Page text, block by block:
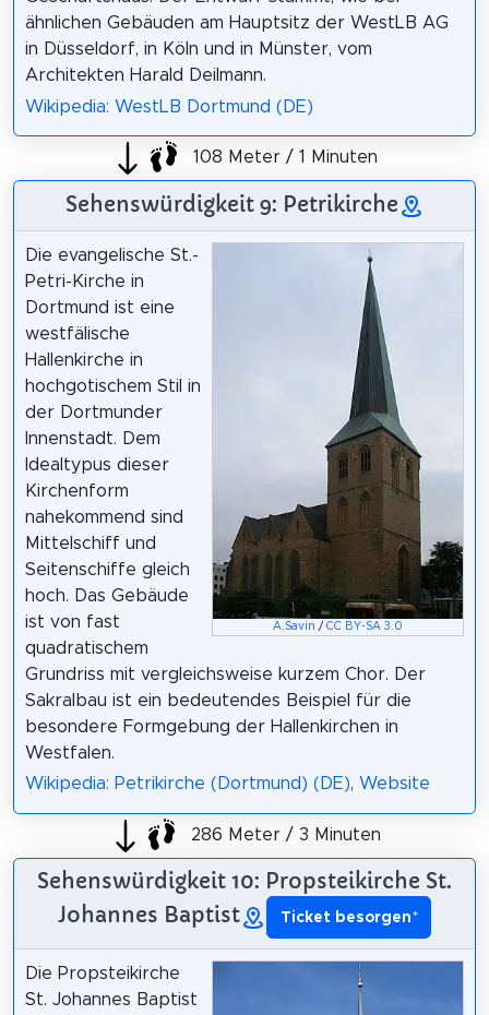
ähnlichen Gebäuden am Hauptsitz der WestLB AG
in Düsseldorf, in Köln und in Münster, vom
Architekten Harald Deilmann.
Wikipedia: WestLB Dortmund (DE)
108 Meter / 1 Minuten
Sehenswürdigkeit 9: Petrikirche
A.Savin /CC BY-SA 3.0
Die evangelische St.-
Petri-Kirche in
Dortmund ist eine
westfälische
Hallenkirche in
hochgotischem Stil in
der Dortmunder
Innenstadt. Dem
Idealtypus dieser
Kirchenform
nahekommend sind
Mittelschiff und
Seitenschiffe gleich
hoch. Das Gebäude
ist von fast
quadratischem
Grundriss mit vergleichsweise kurzem Chor. Der
Sakralbau ist ein bedeutendes Beispiel für die
besondere Formgebung der Hallenkirchen in
Westfalen.
Wikipedia: Petrikirche (Dortmund) (DE), Website
286 Meter / 3 Minuten
Sehenswürdigkeit 10: Propsteikirche St.
Johannes Baptist
Ticket besorgen*
Die Propsteikirche
St. Johannes Baptist